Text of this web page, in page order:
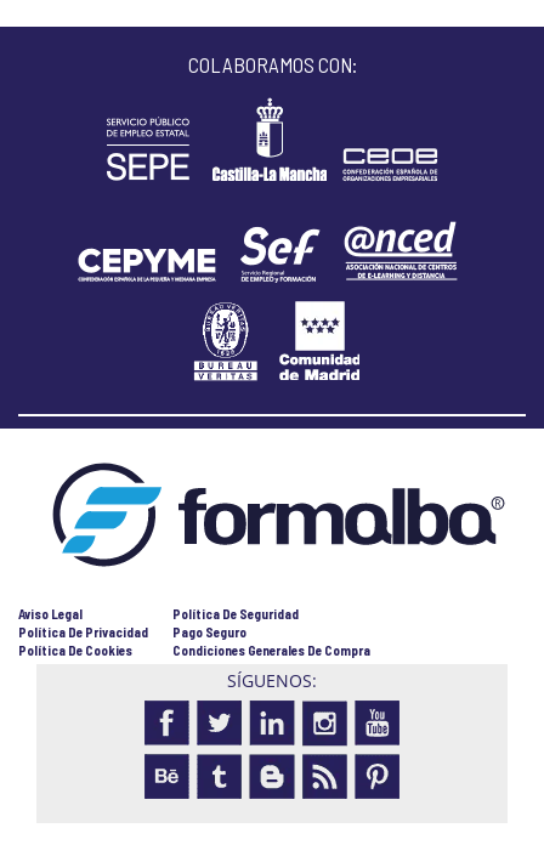
COLABORAMOS CON:
Aviso Legal
Política De Privacidad
Política De Cookies
Política De Seguridad
Pago Seguro
Condiciones Generales De Compra
SÍGUENOS: